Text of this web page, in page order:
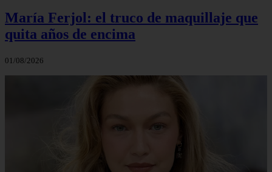
María Ferjol: el truco de maquillaje que
quita años de encima
01/08/2026